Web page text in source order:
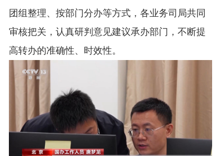
团组整理、按部门分办等方式，各业务司局共同
审核把关，认真研判意见建议承办部门，不断提
高转办的准确性、时效性。